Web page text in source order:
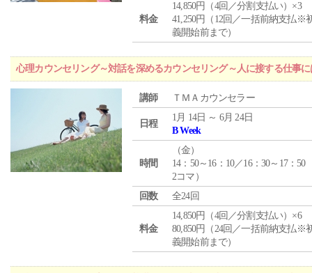
料金
14,850円（4回／分割支払い）×3
41,250円（12回／一括前納支払※
義開始前まで）
心理カウンセリング～対話を深めるカウンセリング～人に接する仕事
講師 ＴＭＡカウンセラー
日程
1月 14日 ～ 6月 24日
B Week
時間
（金）
14：50～16：10／16：30～17：50
2コマ）
回数
全24回
料金
14,850円（4回／分割支払い）×6
80,850円（24回／一括前納支払※
義開始前まで）